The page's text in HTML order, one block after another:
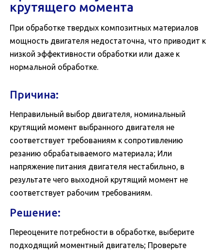
крутящего момента
При обработке твердых композитных материалов
мощность двигателя недостаточна, что приводит к
низкой эффективности обработки или даже к
нормальной обработке.
Причина:
Неправильный выбор двигателя, номинальный
крутящий момент выбранного двигателя не
соответствует требованиям к сопротивлению
резанию обрабатываемого материала; Или
напряжение питания двигателя нестабильно, в
результате чего выходной крутящий момент не
соответствует рабочим требованиям.
Решение:
Переоцените потребности в обработке, выберите
подходящий моментный двигатель; Проверьте